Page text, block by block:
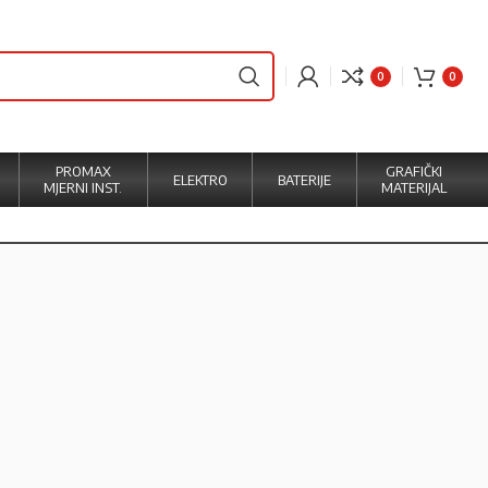
0 0
PROMAX
MJERNI INST.
ELEKTRO BATERIJE
GRAFIČKI
MATERIJAL